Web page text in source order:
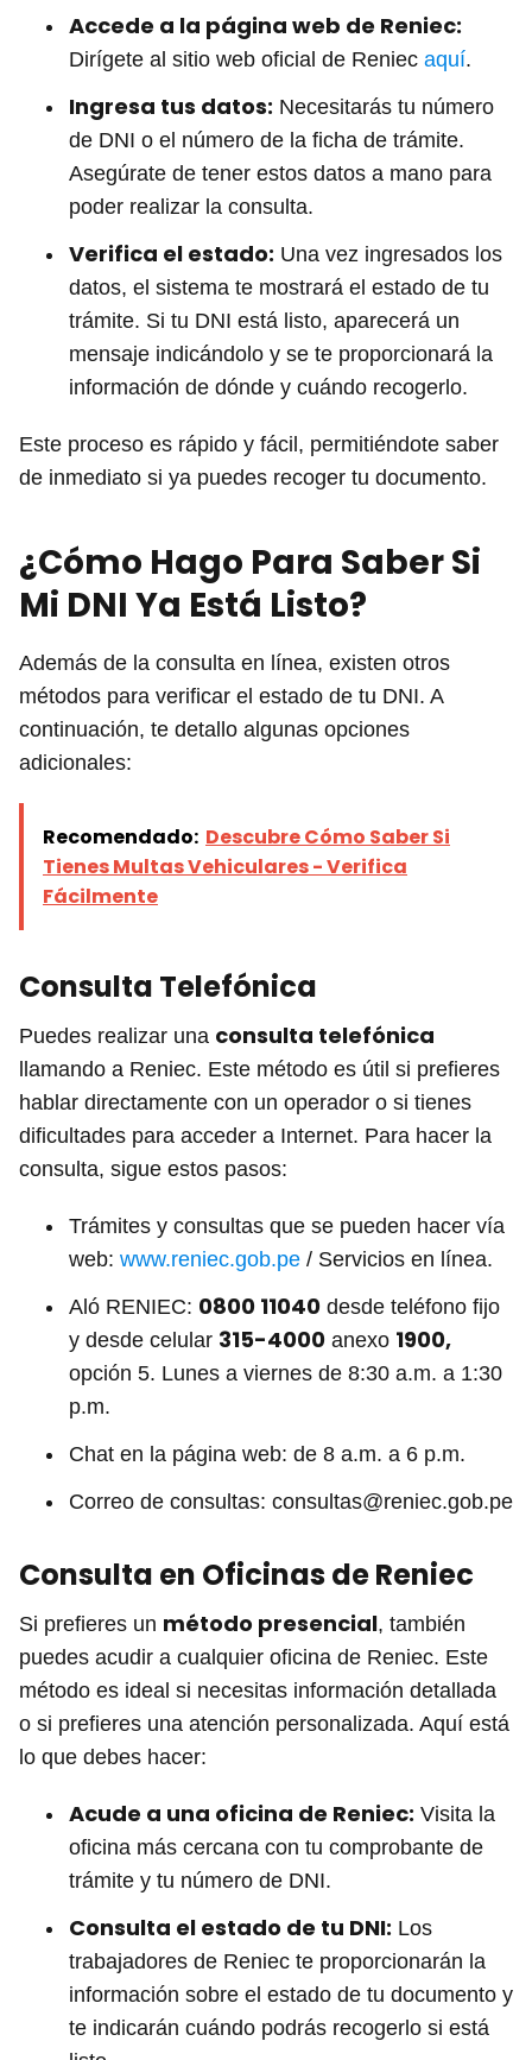
Accede a la página web de Reniec:
Dirígete al sitio web oficial de Reniec aquí.
Ingresa tus datos: Necesitarás tu número
de DNI o el número de la ficha de trámite.
Asegúrate de tener estos datos a mano para
poder realizar la consulta.
Verifica el estado: Una vez ingresados los
datos, el sistema te mostrará el estado de tu
trámite. Si tu DNI está listo, aparecerá un
mensaje indicándolo y se te proporcionará la
información de dónde y cuándo recogerlo.
Este proceso es rápido y fácil, permitiéndote saber
de inmediato si ya puedes recoger tu documento.
¿Cómo Hago Para Saber Si
Mi DNI Ya Está Listo?
Además de la consulta en línea, existen otros
métodos para verificar el estado de tu DNI. A
continuación, te detallo algunas opciones
adicionales:
Recomendado: Descubre Cómo Saber Si
Tienes Multas Vehiculares - Verifica
Fácilmente
Consulta Telefónica
Puedes realizar una consulta telefónica
llamando a Reniec. Este método es útil si prefieres
hablar directamente con un operador o si tienes
dificultades para acceder a Internet. Para hacer la
consulta, sigue estos pasos:
Trámites y consultas que se pueden hacer vía
web: www.reniec.gob.pe / Servicios en línea.
Aló RENIEC: 0800 11040 desde teléfono fijo
y desde celular 315-4000 anexo 1900,
opción 5. Lunes a viernes de 8:30 a.m. a 1:30
p.m.
Chat en la página web: de 8 a.m. a 6 p.m.
Correo de consultas: consultas@reniec.gob.pe
Consulta en Oficinas de Reniec
Si prefieres un método presencial, también
puedes acudir a cualquier oficina de Reniec. Este
método es ideal si necesitas información detallada
o si prefieres una atención personalizada. Aquí está
lo que debes hacer:
Acude a una oficina de Reniec: Visita la
oficina más cercana con tu comprobante de
trámite y tu número de DNI.
Consulta el estado de tu DNI: Los
trabajadores de Reniec te proporcionarán la
información sobre el estado de tu documento y
te indicarán cuándo podrás recogerlo si está